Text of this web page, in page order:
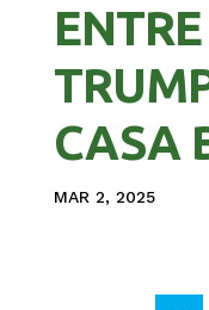
CASA
MAR 2, 2025